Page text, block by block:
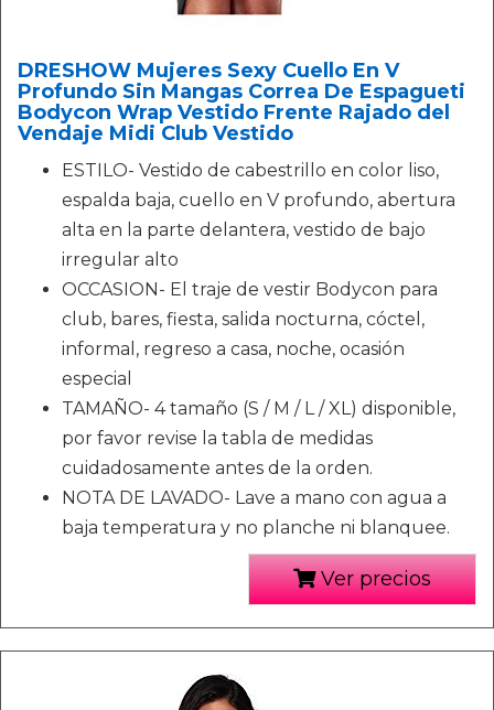
DRESHOW Mujeres Sexy Cuello En V
Profundo Sin Mangas Correa De Espagueti
Bodycon Wrap Vestido Frente Rajado del
Vendaje Midi Club Vestido
ESTILO- Vestido de cabestrillo en color liso,
espalda baja, cuello en V profundo, abertura
alta en la parte delantera, vestido de bajo
irregular alto
OCCASION- El traje de vestir Bodycon para
club, bares, fiesta, salida nocturna, cóctel,
informal, regreso a casa, noche, ocasión
especial
TAMAÑO- 4 tamaño (S / M / L / XL) disponible,
por favor revise la tabla de medidas
cuidadosamente antes de la orden.
NOTA DE LAVADO- Lave a mano con agua a
baja temperatura y no planche ni blanquee.
Ver precios